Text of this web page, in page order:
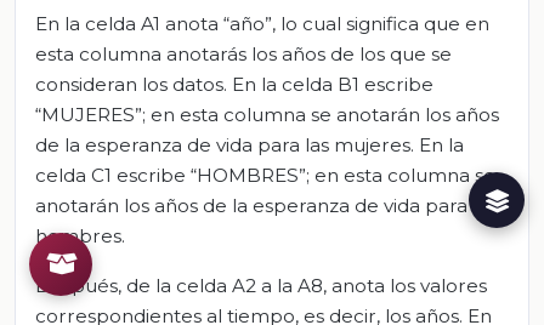
En la celda A1 anota “año”, lo cual significa que en
esta columna anotarás los años de los que se
consideran los datos. En la celda B1 escribe
“MUJERES”; en esta columna se anotarán los años
de la esperanza de vida para las mujeres. En la
celda C1 escribe “HOMBRES”; en esta columna se
anotarán los años de la esperanza de vida para los
hombres.
Después, de la celda A2 a la A8, anota los valores
correspondientes al tiempo, es decir, los años. En